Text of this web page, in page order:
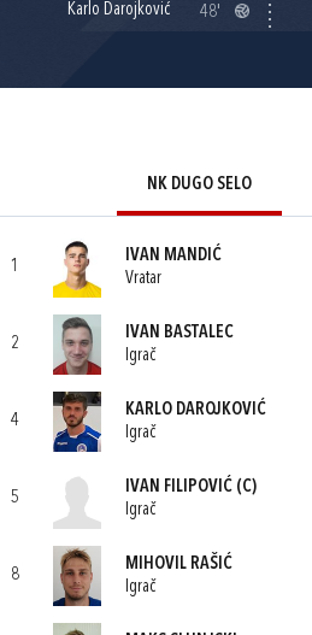
Karlo Darojković
48'
NK DUGO SELO
1
IVAN MANDIĆ
Vratar
2
IVAN BASTALEC
Igrač
4
KARLO DAROJKOVIĆ
Igrač
5
IVAN FILIPOVIĆ (C)
Igrač
8
MIHOVIL RAŠIĆ
Igrač